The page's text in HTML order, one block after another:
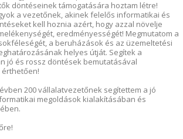
döntéseinek támogatására hoztam létre!
a vezetőnek, akinek felelős informatikai és
kell hoznia azért, hogy azzal növelje
eredményességét! Megmutatom a
a beruházások és az üzemeltetési
helyes útját. Segítek a
jó és rossz döntések bemutatásával
200 vállalatvezetőnek segítettem a jó
megoldások kialakításában és